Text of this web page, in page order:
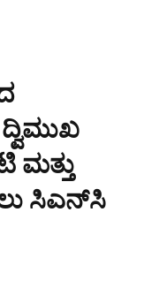
ಮತ್ತು
ಸಿಎನ್‌ಸಿ